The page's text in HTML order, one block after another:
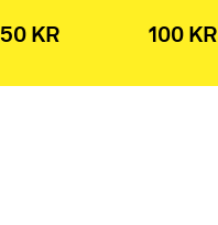
50 KR 100 KR